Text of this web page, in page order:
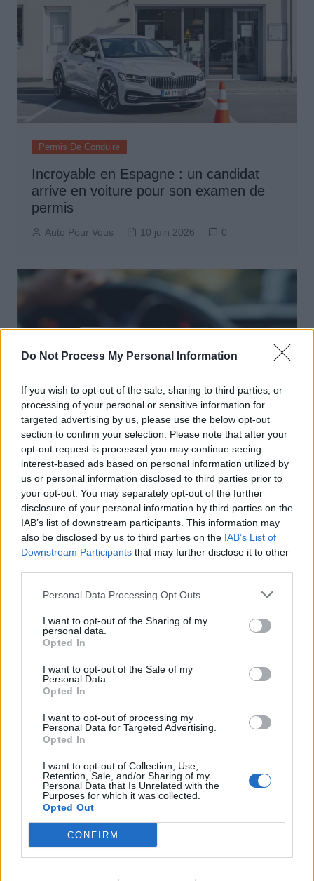
Do Not Process My Personal Information
If you wish to opt-out of the sale, sharing to third parties, or
processing of your personal or sensitive information for
targeted advertising by us, please use the below opt-out
section to confirm your selection. Please note that after your
opt-out request is processed you may continue seeing
interest-based ads based on personal information utilized by
us or personal information disclosed to third parties prior to
your opt-out. You may separately opt-out of the further
disclosure of your personal information by third parties on the
IAB’s list of downstream participants. This information may
also be disclosed by us to third parties on the IAB’s List of
Downstream Participants that may further disclose it to other
Personal Data Processing Opt Outs
I want to opt-out of the Sharing of my
personal data.
Opted In
I want to opt-out of the Sale of my
Personal Data.
Opted In
I want to opt-out of processing my
Personal Data for Targeted Advertising.
Opted In
I want to opt-out of Collection, Use,
Retention, Sale, and/or Sharing of my
Personal Data that Is Unrelated with the
Purposes for which it was collected.
Opted Out
CONFIRM
Permis De Conduire
Incroyable en Espagne : un candidat
arrive en voiture pour son examen de
permis
Auto Pour Vous 10 juin 2026 0
Permis De Conduire
Permis senior : un contrôle médical à 70
ans pour plus de sécurité
Auto Pour Vous 13 mai 2026 0
Permis De Conduire
Charente-Maritime : Permis suspendu
d’office dès 2026 pour utilisation du
téléphone au volant
Auto Pour Vous 30 avril 2026 0